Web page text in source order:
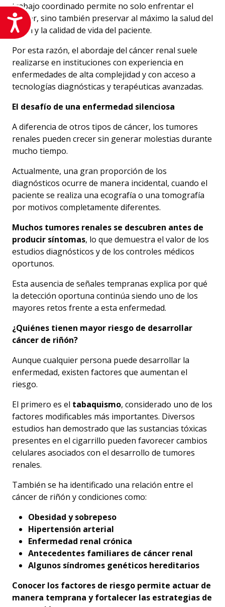
Accesibilidad
trabajo coordinado permite no solo enfrentar el
cáncer, sino también preservar al máximo la salud del
riñón y la calidad de vida del paciente.
Por esta razón, el abordaje del cáncer renal suele
realizarse en instituciones con experiencia en
enfermedades de alta complejidad y con acceso a
tecnologías diagnósticas y terapéuticas avanzadas.
El desafío de una enfermedad silenciosa
A diferencia de otros tipos de cáncer, los tumores
renales pueden crecer sin generar molestias durante
mucho tiempo.
Actualmente, una gran proporción de los
diagnósticos ocurre de manera incidental, cuando el
paciente se realiza una ecografía o una tomografía
por motivos completamente diferentes.
Muchos tumores renales se descubren antes de
producir síntomas, lo que demuestra el valor de los
estudios diagnósticos y de los controles médicos
oportunos.
Esta ausencia de señales tempranas explica por qué
la detección oportuna continúa siendo uno de los
mayores retos frente a esta enfermedad.
¿Quiénes tienen mayor riesgo de desarrollar
cáncer de riñón?
Aunque cualquier persona puede desarrollar la
enfermedad, existen factores que aumentan el
riesgo.
El primero es el tabaquismo, considerado uno de los
factores modificables más importantes. Diversos
estudios han demostrado que las sustancias tóxicas
presentes en el cigarrillo pueden favorecer cambios
celulares asociados con el desarrollo de tumores
renales.
También se ha identificado una relación entre el
cáncer de riñón y condiciones como:
Obesidad y sobrepeso
Hipertensión arterial
Enfermedad renal crónica
Antecedentes familiares de cáncer renal
Algunos síndromes genéticos hereditarios
Conocer los factores de riesgo permite actuar de
manera temprana y fortalecer las estrategias de